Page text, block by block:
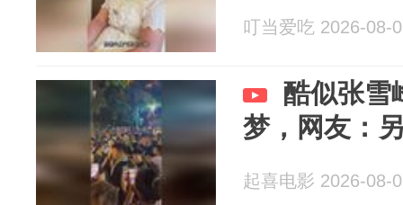
叮当爱吃 2026-08-
酷似张雪
梦，网友：
起喜电影 2026-08-